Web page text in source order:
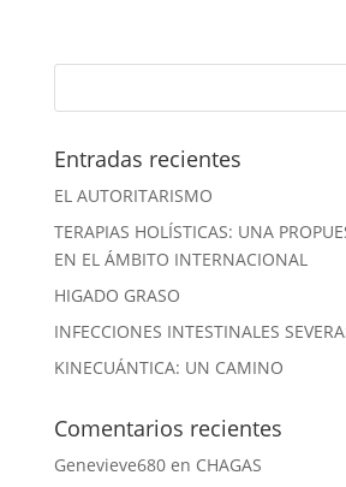
Entradas recientes
EL AUTORITARISMO
TERAPIAS HOLÍSTICAS: UNA
EN EL ÁMBITO INTERNACIONAL
HIGADO GRASO
INFECCIONES INTESTINALES
KINECUÁNTICA: UN CAMINO
Comentarios recientes
Genevieve680en CHAGAS